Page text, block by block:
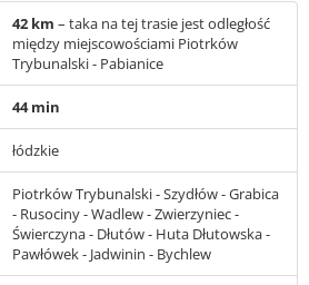
42 km – taka na tej trasie jest odległość
między miejscowościami Piotrków
Trybunalski - Pabianice
44 min
łódzkie
Piotrków Trybunalski - Szydłów - Grabica
- Rusociny - Wadlew - Zwierzyniec -
Świerczyna - Dłutów - Huta Dłutowska -
Pawłówek - Jadwinin - Bychlew